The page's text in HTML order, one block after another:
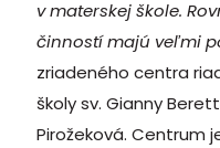
v materskej škole.
činností majú veľmi
zriadeného centra
školy sv. Gianny
Pirožeková. Centrum